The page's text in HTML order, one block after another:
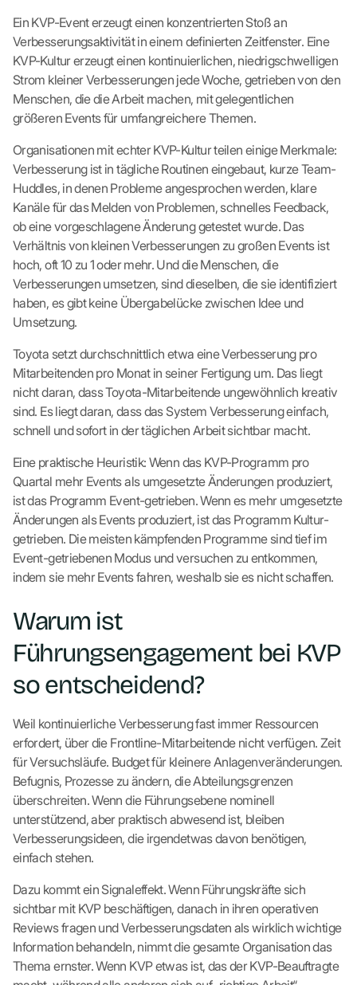
Ein KVP-Event erzeugt einen konzentrierten Stoß an
Verbesserungsaktivität in einem definierten Zeitfenster. Eine
KVP-Kultur erzeugt einen kontinuierlichen, niedrigschwelligen
Strom kleiner Verbesserungen jede Woche, getrieben von den
Menschen, die die Arbeit machen, mit gelegentlichen
größeren Events für umfangreichere Themen.
Organisationen mit echter KVP-Kultur teilen einige Merkmale:
Verbesserung ist in tägliche Routinen eingebaut, kurze Team-
Huddles, in denen Probleme angesprochen werden, klare
Kanäle für das Melden von Problemen, schnelles Feedback,
ob eine vorgeschlagene Änderung getestet wurde. Das
Verhältnis von kleinen Verbesserungen zu großen Events ist
hoch, oft 10 zu 1 oder mehr. Und die Menschen, die
Verbesserungen umsetzen, sind dieselben, die sie identifiziert
haben, es gibt keine Übergabelücke zwischen Idee und
Umsetzung.
Toyota setzt durchschnittlich etwa eine Verbesserung pro
Mitarbeitenden pro Monat in seiner Fertigung um. Das liegt
nicht daran, dass Toyota-Mitarbeitende ungewöhnlich kreativ
sind. Es liegt daran, dass das System Verbesserung einfach,
schnell und sofort in der täglichen Arbeit sichtbar macht.
Eine praktische Heuristik: Wenn das KVP-Programm pro
Quartal mehr Events als umgesetzte Änderungen produziert,
ist das Programm Event-getrieben. Wenn es mehr umgesetzte
Änderungen als Events produziert, ist das Programm Kultur-
getrieben. Die meisten kämpfenden Programme sind tief im
Event-getriebenen Modus und versuchen zu entkommen,
indem sie mehr Events fahren, weshalb sie es nicht schaffen.
Warum ist
Führungsengagement bei KVP
so entscheidend?
Weil kontinuierliche Verbesserung fast immer Ressourcen
erfordert, über die Frontline-Mitarbeitende nicht verfügen. Zeit
für Versuchsläufe. Budget für kleinere Anlagenveränderungen.
Befugnis, Prozesse zu ändern, die Abteilungsgrenzen
überschreiten. Wenn die Führungsebene nominell
unterstützend, aber praktisch abwesend ist, bleiben
Verbesserungsideen, die irgendetwas davon benötigen,
einfach stehen.
Dazu kommt ein Signaleffekt. Wenn Führungskräfte sich
sichtbar mit KVP beschäftigen, danach in ihren operativen
Reviews fragen und Verbesserungsdaten als wirklich wichtige
Information behandeln, nimmt die gesamte Organisation das
Thema ernster. Wenn KVP etwas ist, das der KVP-Beauftragte